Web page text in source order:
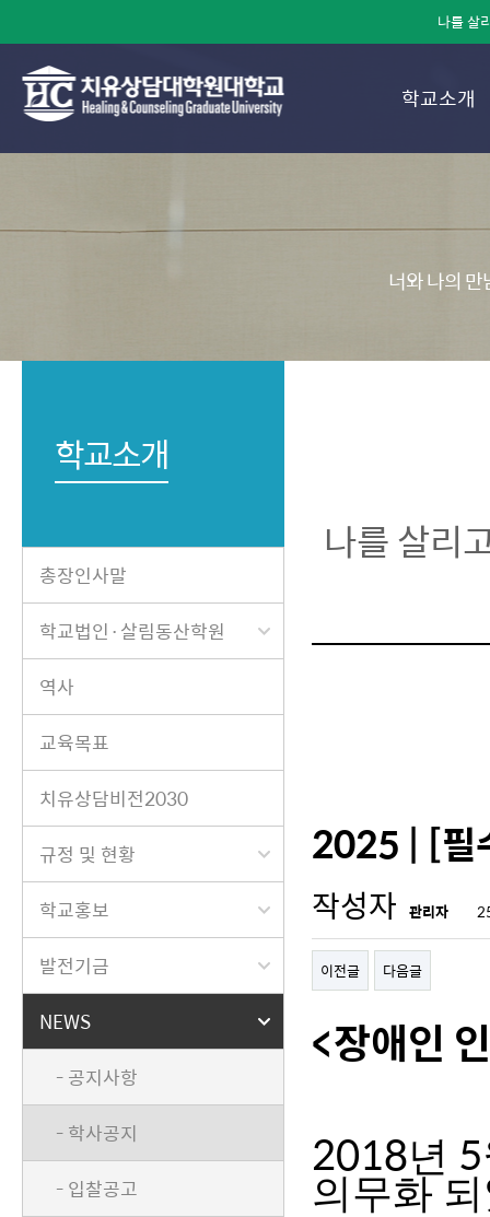
나를 살
학교소개
너와 나의
학교소개
총장인사말
학교법인·살림동산학원
역사
교육목표
치유상담비전2030
규정 및 현황
학교홍보
발전기금
NEWS
- 공지사항
- 학사공지
- 입찰공고
나를 살리
2025 | [필
작성자 관리자
이전글 다음글
<장애인
2018년 5
의무화